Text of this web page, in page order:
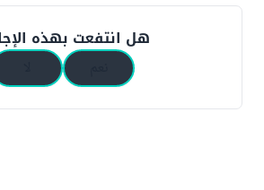
هل انتفعت بهذه